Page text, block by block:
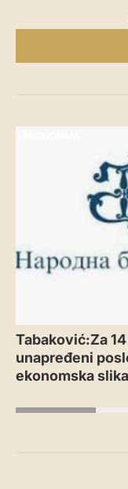
Tabaković:Za
unapređeni
ekonomska